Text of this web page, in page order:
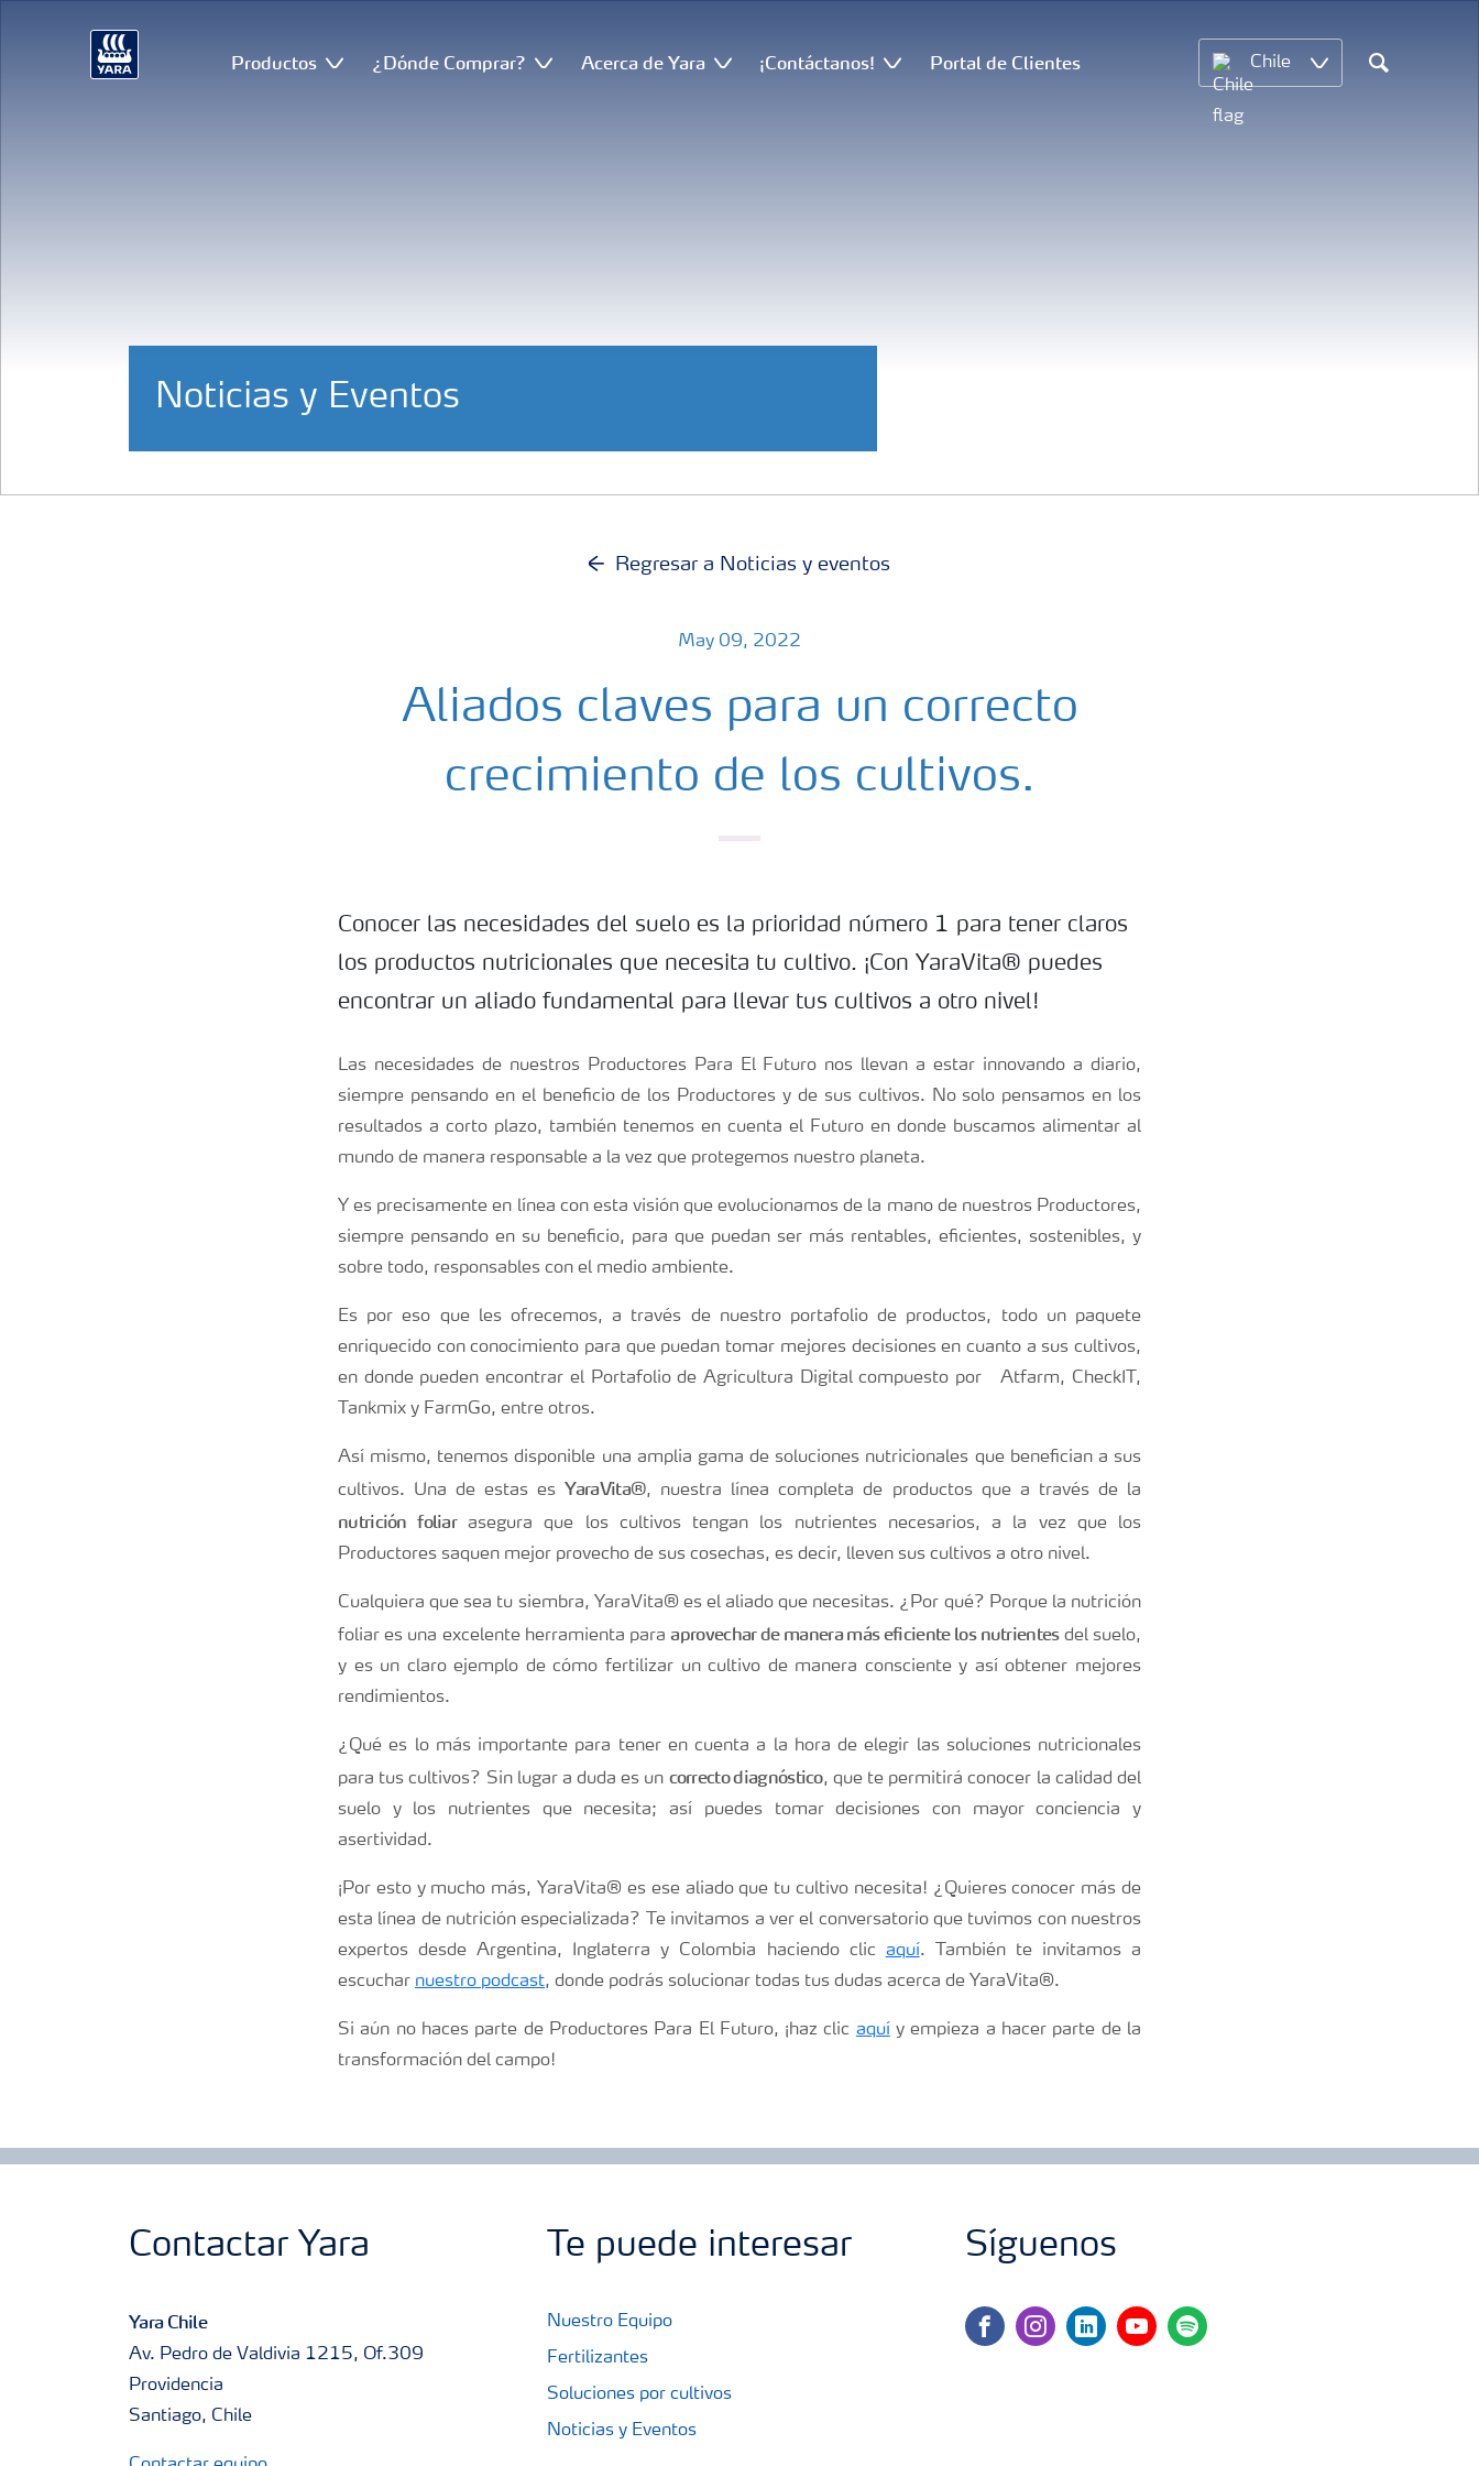
Productos ¿Dónde Comprar? Acerca de Yara ¡Contáctanos! Portal de Clientes Chile
Search
Noticias y Eventos
Regresar a Noticias y eventos
May 09, 2022
Aliados claves para un correcto
crecimiento de los cultivos.
Conocer las necesidades del suelo es la prioridad número 1 para tener claros
los productos nutricionales que necesita tu cultivo. ¡Con YaraVita® puedes
encontrar un aliado fundamental para llevar tus cultivos a otro nivel!
Las necesidades de nuestros Productores Para El Futuro nos llevan a estar innovando a diario,
siempre pensando en el beneficio de los Productores y de sus cultivos. No solo pensamos en los
resultados a corto plazo, también tenemos en cuenta el Futuro en donde buscamos alimentar al
mundo de manera responsable a la vez que protegemos nuestro planeta.
Y es precisamente en línea con esta visión que evolucionamos de la mano de nuestros Productores,
siempre pensando en su beneficio, para que puedan ser más rentables, eficientes, sostenibles, y
sobre todo, responsables con el medio ambiente.
Es por eso que les ofrecemos, a través de nuestro portafolio de productos, todo un paquete
enriquecido con conocimiento para que puedan tomar mejores decisiones en cuanto a sus cultivos,
en donde pueden encontrar el Portafolio de Agricultura Digital compuesto por Atfarm, CheckIT,
Tankmix y FarmGo, entre otros.
Así mismo, tenemos disponible una amplia gama de soluciones nutricionales que benefician a sus
cultivos. Una de estas es YaraVita®, nuestra línea completa de productos que a través de la
nutrición foliarasegura que los cultivos tengan los nutrientes necesarios, a la vez que los
Productores saquen mejor provecho de sus cosechas, es decir, lleven sus cultivos a otro nivel.
Cualquiera que sea tu siembra, YaraVita® es el aliado que necesitas. ¿Por qué? Porque la nutrición
foliar es una excelente herramienta paraaprovechar de manera más eficiente los nutrientesdel suelo,
y es un claro ejemplo de cómo fertilizar un cultivo de manera consciente y así obtener mejores
rendimientos.
¿Qué es lo más importante para tener en cuenta a la hora de elegir las soluciones nutricionales
para tus cultivos? Sin lugar a duda es un correcto diagnóstico, que te permitirá conocer la calidad del
suelo y los nutrientes que necesita; así puedes tomar decisiones con mayor conciencia y
asertividad.
¡Por esto y mucho más, YaraVita® es ese aliado que tu cultivo necesita! ¿Quieres conocer más de
esta línea de nutrición especializada? Te invitamos a ver el conversatorio que tuvimos con nuestros
expertos desde Argentina, Inglaterra y Colombia haciendo clic aquí. También te invitamos a
escuchar nuestro podcast, donde podrás solucionar todas tus dudas acerca de YaraVita®.
Si aún no haces parte de Productores Para El Futuro, ¡haz clic aquí y empieza a hacer parte de la
transformación del campo!
Contactar Yara
Yara Chile
Av. Pedro de Valdivia 1215, Of.309
Providencia
Santiago, Chile
Te puede interesar
Nuestro Equipo
Fertilizantes
Soluciones por cultivos
Noticias y Eventos
Síguenos
facebookinstagramlinkedinyoutubespotify